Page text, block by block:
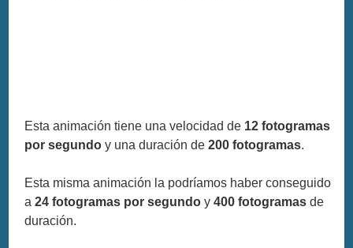
Esta animación tiene una velocidad de 12 fotogramas
por segundo y una duración de200 fotogramas.
Esta misma animación la podríamos haber conseguido
a24 fotogramas por segundo y400 fotogramas de
duración.